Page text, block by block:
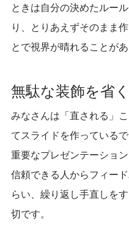
ときは自分の決めたルー
り、とりあえずそのまま
とで視界が晴れることがあ
無駄な装飾を省く
みなさんは「直される」
てスライドを作っている
重要なプレゼンテーショ
信頼できる人からフィー
らい、繰り返し手直しを
切です。